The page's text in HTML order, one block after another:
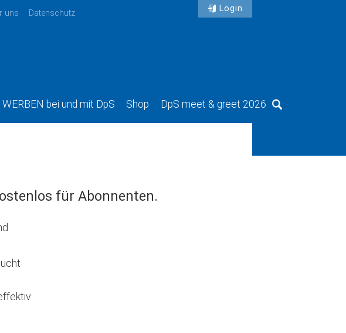
uns Datenschutz Login
WERBEN bei und mit DpS Shop DpS meet & greet 2026 Suche
für Abonnenten.